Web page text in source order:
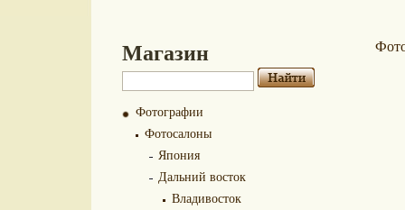
Магазин
Фотографии
Фотосалоны
Япония
Дальний восток
Владивосток